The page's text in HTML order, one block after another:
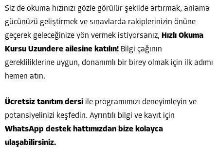
Siz de okuma hızınızı gözle görülür şekilde artırmak, anlama
gücünüzü geliştirmek ve sınavlarda rakiplerinizin önüne
geçerek geleceğinize yön vermek istiyorsanız, Hızlı Okuma
Kursu Uzundere ailesine katılın! Bilgi çağının
gerekliliklerine uygun, donanımlı bir birey olmak için ilk adımı
hemen atın.
Ücretsiz tanıtım dersi ile programımızı deneyimleyin ve
potansiyelinizi keşfedin. Ayrıntılı bilgi ve kayıt için
WhatsApp destek hattımızdan bize kolayca
ulaşabilirsiniz.